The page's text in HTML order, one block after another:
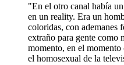
"En el otro canal había
en un reality. Era un
coloridas, con ademanes
extraño para gente como
momento, en el
el homosexual de la